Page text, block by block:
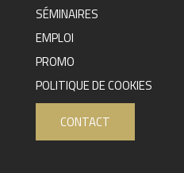
SÉMINAIRES
EMPLOI
PROMO
POLITIQUE DE COOKIES
CONTACT